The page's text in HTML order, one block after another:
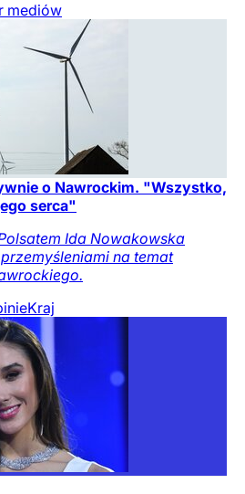
mediów
o Nawrockim. "Wszystko,
serca"
Ida Nowakowska
na temat
Kraj